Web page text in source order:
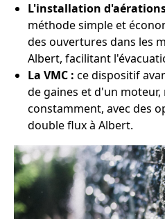
L'installation
méthode simple et
des ouvertures dans les
Albert, facilitant
La VMC : ce dispositif
de gaines et d'un
constamment, avec des
double flux à Albert.